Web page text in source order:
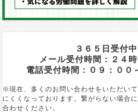
３６５日受付中
メール受付時間：２４
電話受付時間：０９：００
※現在、多くのお問い合わせをいただい
にくくなっております。繋がらない場合
合わせください。